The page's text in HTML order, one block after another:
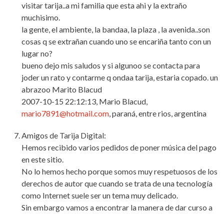
visitar tarija..a mi familia que esta ahi y la extraño
muchisimo.
la gente, el ambiente, la bandaa, la plaza , la avenida..son
cosas q se extrañan cuando uno se encariña tanto con un
lugar no?
bueno dejo mis saludos y si algunoo se contacta para
joder un rato y contarme q ondaa tarija, estaria copado. un
abrazoo Marito Blacud
2007-10-15 22:12:13, Mario Blacud,
mario7891@hotmail.com, paraná, entre rios, argentina
Amigos de Tarija Digital:
Hemos recibido varios pedidos de poner música del pago
en este sitio.
No lo hemos hecho porque somos muy respetuosos de los
derechos de autor que cuando se trata de una tecnología
como Internet suele ser un tema muy delicado.
Sin embargo vamos a encontrar la manera de dar curso a